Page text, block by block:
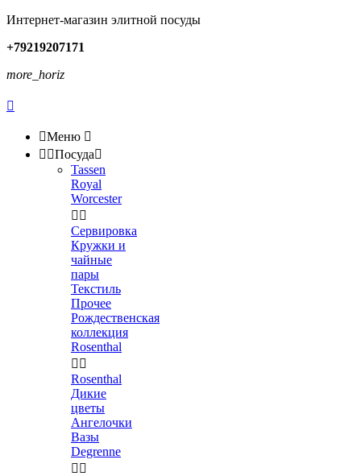
Интернет-магазин элитной посуды
+79219207171
more_horiz

Меню 
 Посуда
Tassen
Royal
Worcester
 
Сервировка
Кружки и
чайные
пары
Текстиль
Прочее
Рождественская
коллекция
Rosenthal
 
Rosenthal
Дикие
цветы
Ангелочки
Вазы
Degrenne
 